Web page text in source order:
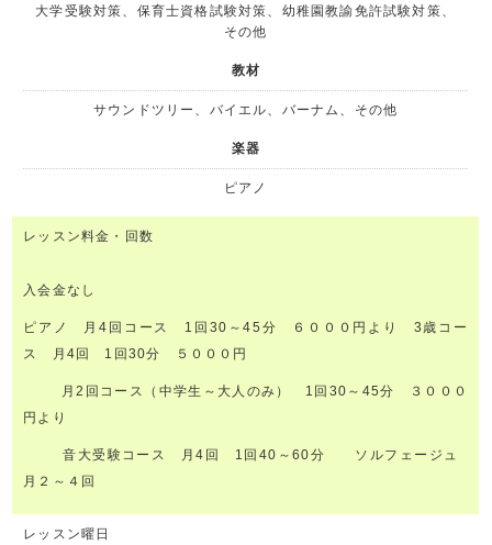
大学受験対策、保育士資格試験対策、幼稚園教諭免許試験対策、
その他
教材
サウンドツリー、バイエル、バーナム、その他
楽器
ピアノ
レッスン料金・回数
入会金なし
ピアノ 月4回コース 1回30～45分 ６０００円より 3歳コー
ス 月4回 1回30分 ５０００円
月2回コース（中学生～大人のみ） 1回30～45分 ３０００
円より
音大受験コース 月4回 1回40～60分 ソルフェージュ
月２～４回
レッスン曜日